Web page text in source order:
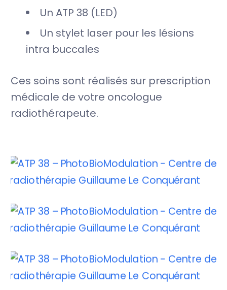
Un ATP 38 (LED)
Un stylet laser pour les lésions
intra buccales
Ces soins sont réalisés sur prescription
médicale de votre oncologue
radiothérapeute.